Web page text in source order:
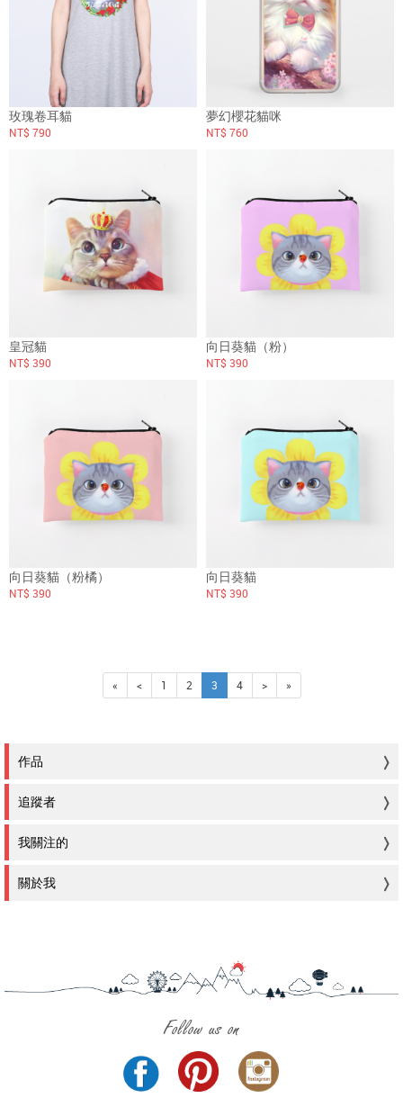
玫瑰卷耳貓
NT$ 790
夢幻櫻花貓咪
NT$ 760
皇冠貓
NT$ 390
向日葵貓（粉）
NT$ 390
向日葵貓（粉橘）
NT$ 390
向日葵貓
NT$ 390
« < 1 2 3 4 > »
作品
追蹤者
我關注的
關於我
Follow us on